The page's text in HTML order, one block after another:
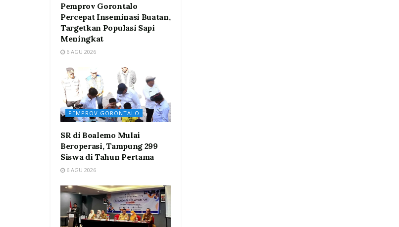
Pemprov Gorontalo
Percepat Inseminasi Buatan,
Targetkan Populasi Sapi
Meningkat
6 AGU 2026
PEMPROV GORONTALO
SR di Boalemo Mulai
Beroperasi, Tampung 299
Siswa di Tahun Pertama
6 AGU 2026